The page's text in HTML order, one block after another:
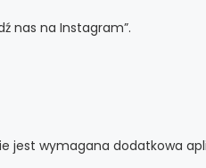
nas na Instagram”.
jest wymagana dodatkowa